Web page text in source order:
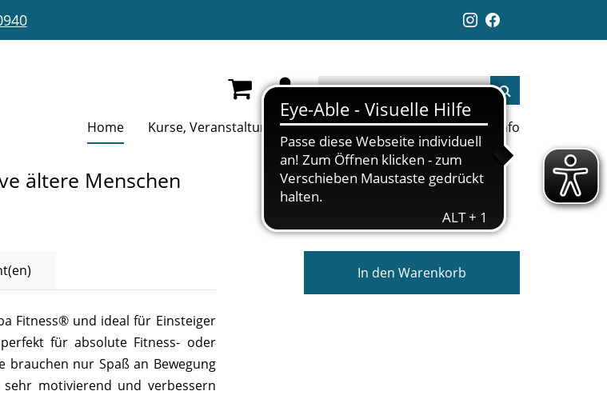
Home Kurse, Veranstaltungen Aktuelles Jobs Links Info
ältere Menschen
Fitness® und ideal für Einsteiger
für absolute Fitness- oder
brauchen nur Spaß an Bewegung
motivierend und verbessern
In den Warenkorb